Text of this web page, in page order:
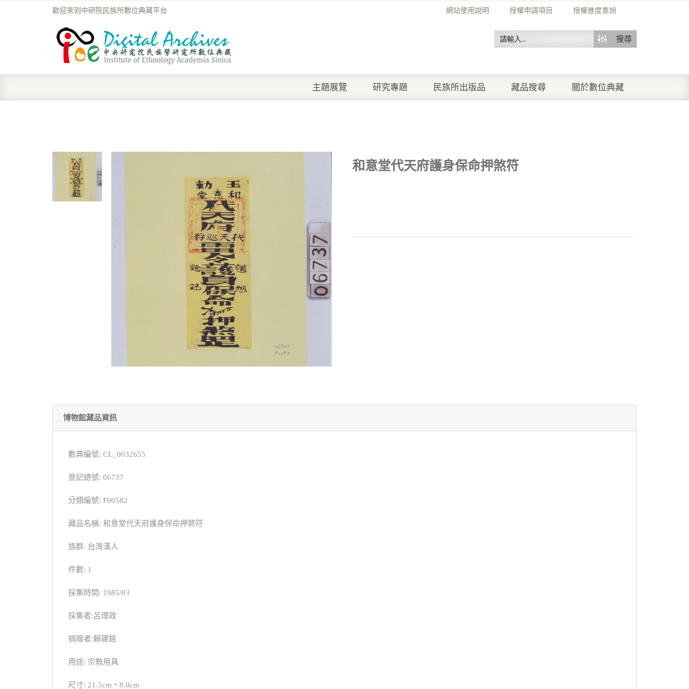
網站使用說明 授權申請項目 授權進度查詢
歡迎來到中研院民族所數位典藏平台
搜尋
主題展覽 研究專題 民族所出版品 藏品搜尋 關於數位典藏
和意堂代天府護身保命押煞符
博物館藏品資訊
數典編號: CL_0032655
登記總號: 06737
分類編號: F00582
藏品名稱: 和意堂代天府護身保命押煞符
族群: 台灣漢人
件數: 1
採集時間: 1985/03
採集者:呂理政
捐贈者:賴建銘
用途: 宗教用具
尺寸: 21.5cm﹡8.0cm